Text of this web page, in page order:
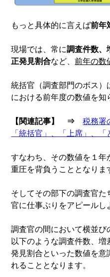
もっと具体的に言えば前年
現場では、常に調査件数、
正発見割合など、前年の数
統括官（調査部門のボス）
における前年度の数値を知
【関連記事】 ⇒税務署
「統括官」、「上席」、
すなわち、その数値を１
重圧を背負うこととなりま
そしてその部下の調査官
官に仕事ぶりをアピールし
調査官の間において横並び
以下のような調査件数、増
発見割合といった数値を意
れることとなります。